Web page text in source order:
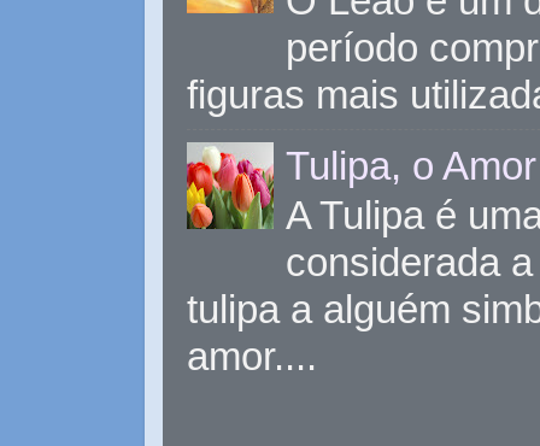
período
figuras mais
Tulipa, o
A Tulipa é
considerada
tulipa a alguém
amor....